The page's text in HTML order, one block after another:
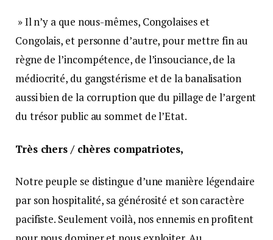
» Il n’y a que nous-mêmes, Congolaises et
Congolais, et personne d’autre, pour mettre fin au
règne de l’incompétence, de l’insouciance, de la
médiocrité, du gangstérisme et de la banalisation
aussi bien de la corruption que du pillage de l’argent
du trésor public au sommet de l’Etat.
Très chers / chères compatriotes,
Notre peuple se distingue d’une manière légendaire
par son hospitalité, sa générosité et son caractère
pacifiste. Seulement voilà, nos ennemis en profitent